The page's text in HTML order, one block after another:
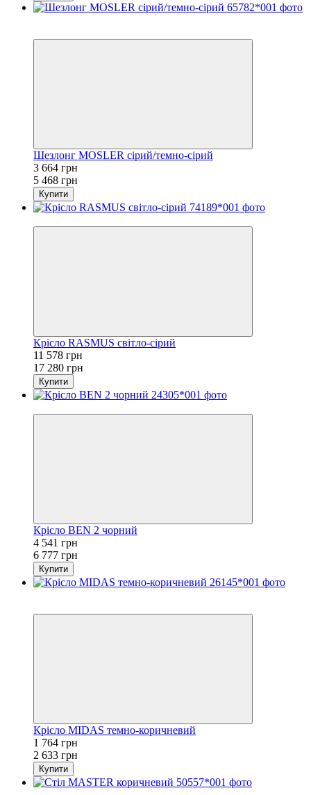
Шезлонг MOSLER сірий/темно-сірий
3 664 грн
5 468 грн
Купити
Крісло RASMUS світло-сірий
11 578 грн
17 280 грн
Купити
Крісло BEN 2 чорний
4 541 грн
6 777 грн
Купити
Крісло MIDAS темно-коричневий
1 764 грн
2 633 грн
Купити